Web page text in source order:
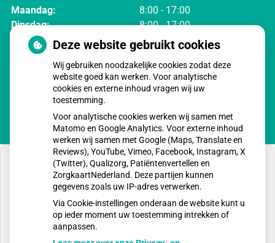
Maandag:
8:00 - 17:00
Dinsdag:
8:00 - 17:00
Woensdag:
8:00 - 17:00
Donderdag:
8:00 - 17:00
U heeft geen toestemming gegeven voor
externe inhoud die nodig is om dit te zien.
Cookie-instellingen wijzigen
Deze website gebruikt cookies
Wij gebruiken noodzakelijke cookies zodat deze
website goed kan werken. Voor analytische
cookies en externe inhoud vragen wij uw
toestemming.
Voor analytische cookies werken wij samen met
Matomo en Google Analytics. Voor externe inhoud
werken wij samen met Google (Maps, Translate en
Reviews), YouTube, Vimeo, Facebook, Instagram, X
(Twitter), Qualizorg, Patiëntenvertellen en
ZorgkaartNederland. Deze partijen kunnen
gegevens zoals uw IP-adres verwerken.
Via Cookie-instellingen onderaan de website kunt u
op ieder moment uw toestemming intrekken of
aanpassen.